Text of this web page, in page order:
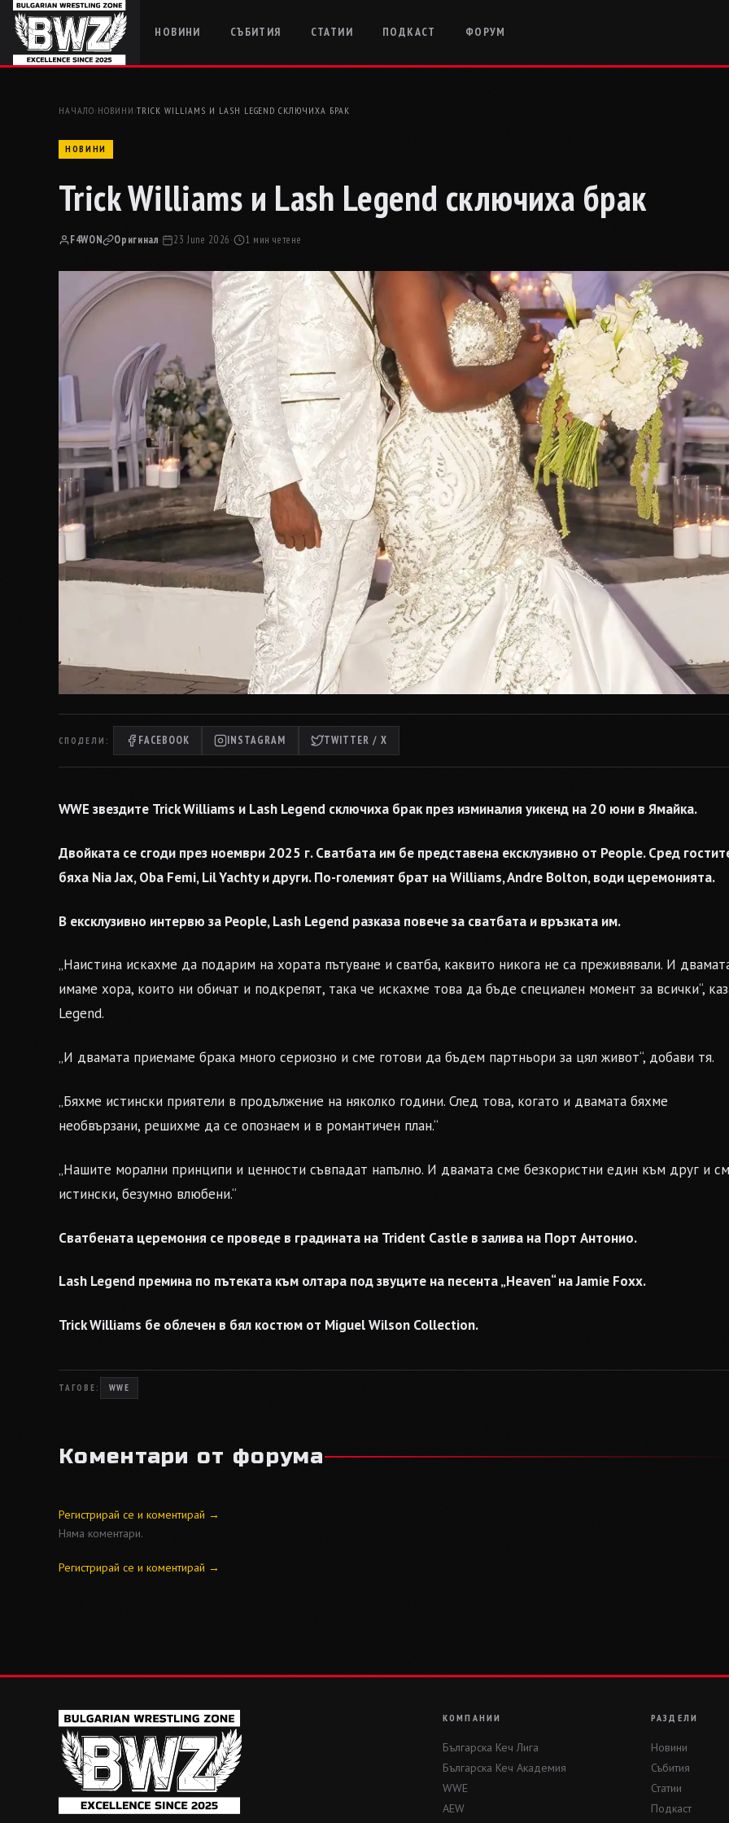
НОВИНИ СЪБИТИЯ СТАТИИ ПОДКАСТ ФОРУМ
НАЧАЛО› НОВИНИ ›TRICK WILLIAMS И LASH LEGEND СКЛЮЧИХА БРАК
НОВИНИ
Trick Williams и Lash Legend сключиха брак
F4WON Оригинал· 23 June 2026· 1 мин четене
СПОДЕЛИ: FACEBOOK INSTAGRAM TWITTER / X
WWE звездите Trick Williams и Lash Legend сключиха брак през изминалия уикенд на 20 юни в Ямайка.
Двойката се сгоди през ноември 2025 г. Сватбата им бе представена ексклузивно от People. Сред
бяха Nia Jax, Oba Femi, Lil Yachty и други. По-големият брат на Williams, Andre Bolton, води церемонията.
В ексклузивно интервю за People, Lash Legend разказа повече за сватбата и връзката им.
„Наистина искахме да подарим на хората пътуване и сватба, каквито никога не са преживявали. И
имаме хора, които ни обичат и подкрепят, така че искахме това да бъде специален момент за всички“,
Legend.
„И двамата приемаме брака много сериозно и сме готови да бъдем партньори за цял живот“, добави тя.
„Бяхме истински приятели в продължение на няколко години. След това, когато и двамата бяхме
необвързани, решихме да се опознаем и в романтичен план.“
„Нашите морални принципи и ценности съвпадат напълно. И двамата сме безкористни един към друг и
истински, безумно влюбени.“
Сватбената церемония се проведе в градината на Trident Castle в залива на Порт Антонио.
Lash Legend премина по пътеката към олтара под звуците на песента „Heaven“ на Jamie Foxx.
Trick Williams бе облечен в бял костюм от Miguel Wilson Collection.
ТАГОВЕ: WWE
Коментари от форума
Регистрирай се и коментирай →
Няма коментари.
Регистрирай се и коментирай →
КОМПАНИИ
Българска Кеч Лига
Българска Кеч Академия
WWE
AEW
РАЗДЕЛИ
Новини
Събития
Статии
Подкаст